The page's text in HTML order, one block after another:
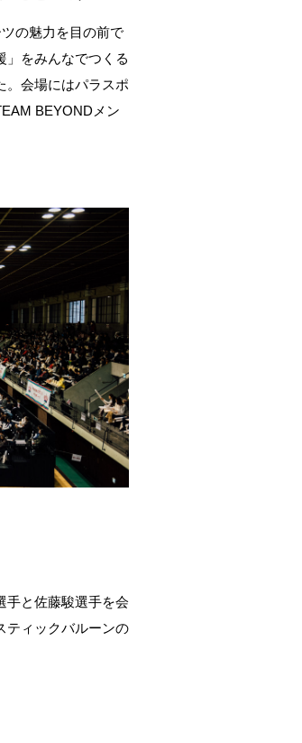
の魅力を目の前で
」をみんなでつくる
。会場にはパラスポ
BEYONDメン
手と佐藤駿選手を会
ティックバルーンの